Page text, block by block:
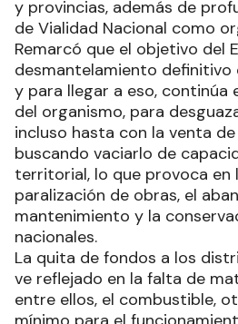
y provincias, además de
de Vialidad Nacional como
Remarcó que el objetivo del
desmantelamiento definitivo
y para llegar a eso, continúa
del organismo, para
incluso hasta con la venta
buscando vaciarlo de
territorial, lo que provoca en
paralización de obras, el
mantenimiento y la
nacionales.
La quita de fondos a los
ve reflejado en la falta de
entre ellos, el combustible,